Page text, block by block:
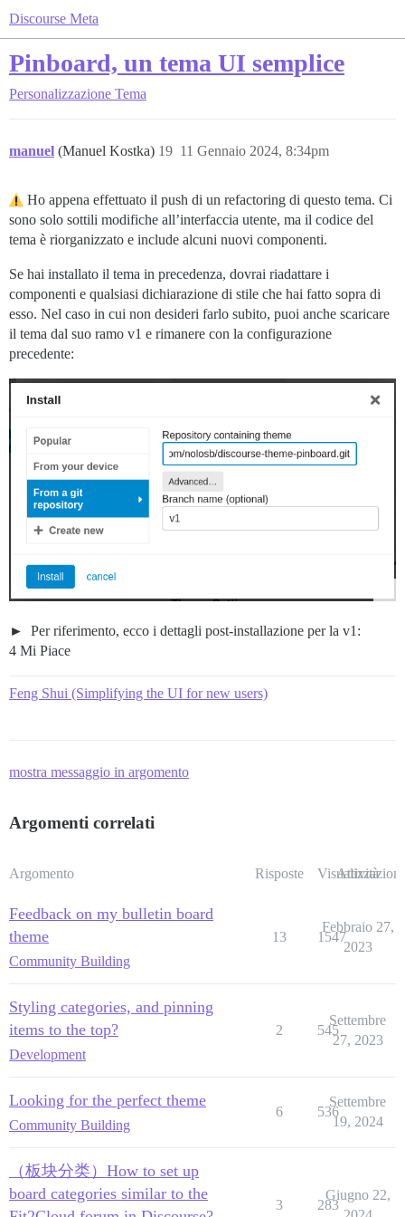
Discourse Meta
Pinboard, un tema UI semplice
Personalizzazione Tema
manuel (Manuel Kostka) 11 Gennaio 2024, 8:34pm
19
Ho appena effettuato il push di un refactoring di questo tema. Ci
sono solo sottili modifiche all’interfaccia utente, ma il codice del
tema è riorganizzato e include alcuni nuovi componenti.
Se hai installato il tema in precedenza, dovrai riadattare i
componenti e qualsiasi dichiarazione di stile che hai fatto sopra di
esso. Nel caso in cui non desideri farlo subito, puoi anche scaricare
il tema dal suo ramo v1 e rimanere con la configurazione
precedente:
Per riferimento, ecco i dettagli post-installazione per la v1:
4 Mi Piace
Feng Shui (Simplifying the UI for new users)
mostra messaggio in argomento
Argomenti correlati
Argomento Risposte Visualizzazioni
Attività
Feedback on my bulletin board
theme
Community Building
13 1547
Febbraio 27,
2023
Styling categories, and pinning
items to the top?
Development
2 545
Settembre
27, 2023
Looking for the perfect theme
Community Building
6 536
Settembre
19, 2024
（板块分类）How to set up
board categories similar to the
3 283
Giugno 22,